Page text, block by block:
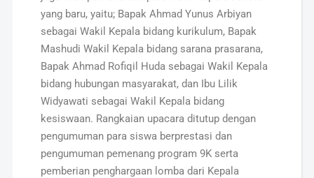
yang baru, yaitu; Bapak Ahmad Yunus Arbiyan
sebagai Wakil Kepala bidang kurikulum, Bapak
Mashudi Wakil Kepala bidang sarana prasarana,
Bapak Ahmad Rofiqil Huda sebagai Wakil Kepala
bidang hubungan masyarakat, dan Ibu Lilik
Widyawati sebagai Wakil Kepala bidang
kesiswaan. Rangkaian upacara ditutup dengan
pengumuman para siswa berprestasi dan
pengumuman pemenang program 9K serta
pemberian penghargaan lomba dari Kepala